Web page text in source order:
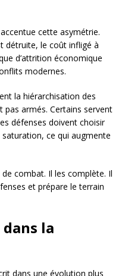
cette asymétrie.
détruite, le coût infligé à
d’attrition économique
modernes.
la hiérarchisation des
pas armés. Certains servent
défenses doivent choisir
ce qui augmente
combat. Il les complète. Il
et prépare le terrain
la
dans une évolution plus